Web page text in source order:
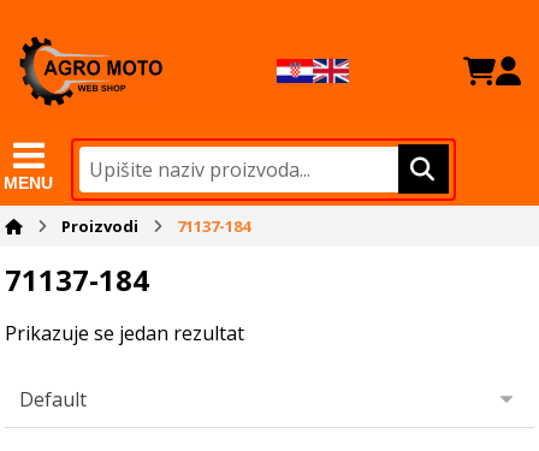
MENU
Proizvodi 71137-184
71137-184
Prikazuje se jedan rezultat